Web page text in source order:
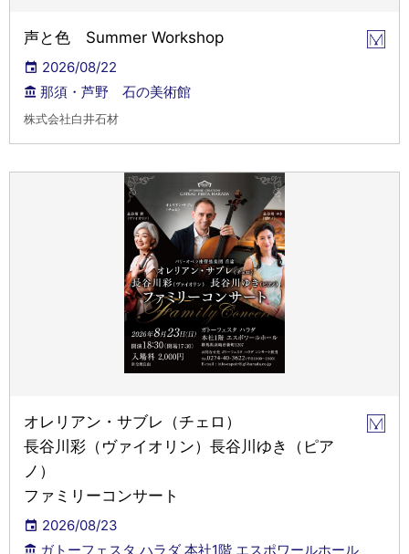
声と色 Summer Workshop
2026/08/22
那須・芦野 石の美術館
株式会社白井石材
オレリアン・サブレ（チェロ）
長谷川彩（ヴァイオリン）長谷川ゆき（ピア
ノ）
ファミリーコンサート
2026/08/23
ガトーフェスタ ハラダ 本社1階 エスポワールホール